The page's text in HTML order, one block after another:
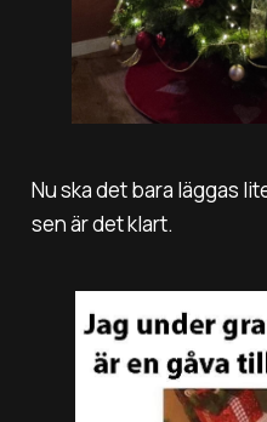
Nu ska det bara läggas
sen är det klart.